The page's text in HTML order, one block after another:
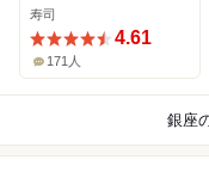
寿司
4.61
171人
銀座